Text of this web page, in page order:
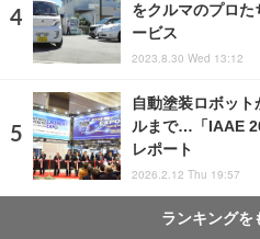
をクルマのプロ
ービス
2023.8.30 Wed 13:12
自動塗装ロボッ
ルまで…「IAAE
レポート
2026.2.12 Thu 19:57
ランキングを